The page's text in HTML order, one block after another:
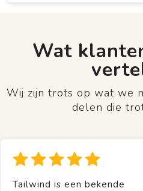
Wat
Wij zijn trots op wat we
delen die
Tailwind is een bekende